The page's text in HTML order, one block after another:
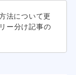
法について更
ー分け記事の